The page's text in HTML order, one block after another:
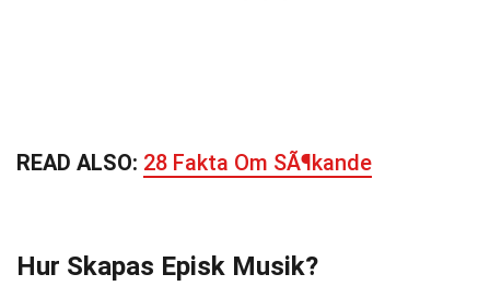
READ ALSO: 28 Fakta Om SÃ¶kande
Hur Skapas Episk Musik?